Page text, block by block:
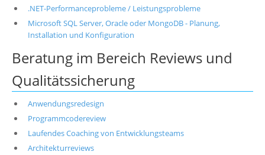
.NET-Performanceprobleme / Leistungsprobleme
Microsoft SQL Server, Oracle oder MongoDB - Planung,
Installation und Konfiguration
Beratung im Bereich Reviews und
Qualitätssicherung
Anwendungsredesign
Programmcodereview
Laufendes Coaching von Entwicklungsteams
Architekturreviews